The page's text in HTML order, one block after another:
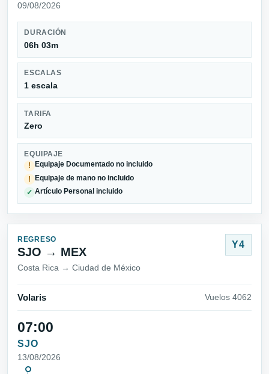
09/08/2026
DURACIÓN
06h 03m
ESCALAS
1 escala
TARIFA
Zero
EQUIPAJE
!
Equipaje Documentado no incluido
! Equipaje de mano no incluido
✓ Artículo Personal incluido
REGRESO
SJO → MEX
Costa Rica → Ciudad de México
Y4
Volaris Vuelos 4062
07:00
SJO
13/08/2026